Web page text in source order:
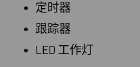
定时器
跟踪器
LED 工作灯